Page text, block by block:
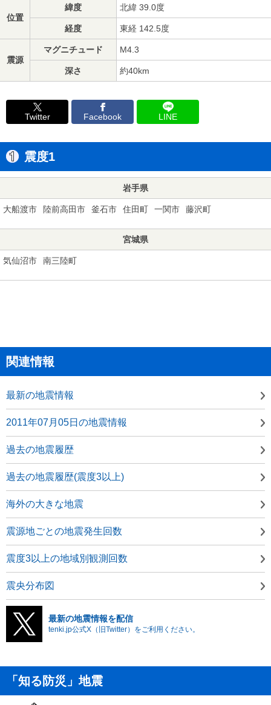
位置
緯度 北緯 39.0度
経度 東経 142.5度
震源
マグニチュード M4.3
深さ 約40km
Twitter Facebook LINE
震度1
岩手県
大船渡市 陸前高田市 釜石市 住田町 一関市 藤沢町
宮城県
気仙沼市 南三陸町
関連情報
最新の地震情報
2011年07月05日の地震情報
過去の地震履歴
過去の地震履歴(震度3以上)
海外の大きな地震
震源地ごとの地震発生回数
震度3以上の地域別観測回数
震央分布図
最新の地震情報を配信
tenki.jp公式X（旧Twitter）をご利用ください。
「知る防災」地震